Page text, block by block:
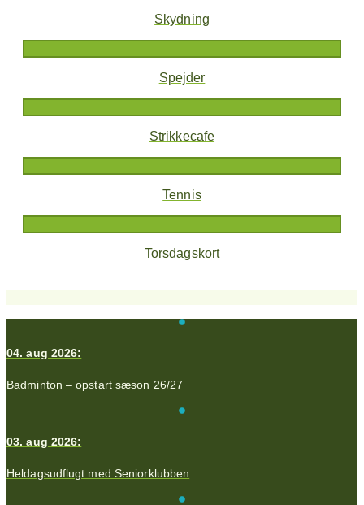
Skydning
Spejder
Strikkecafe
Tennis
Torsdagskort
04. aug 2026:
Badminton – opstart sæson 26/27
03. aug 2026:
Heldagsudflugt med Seniorklubben